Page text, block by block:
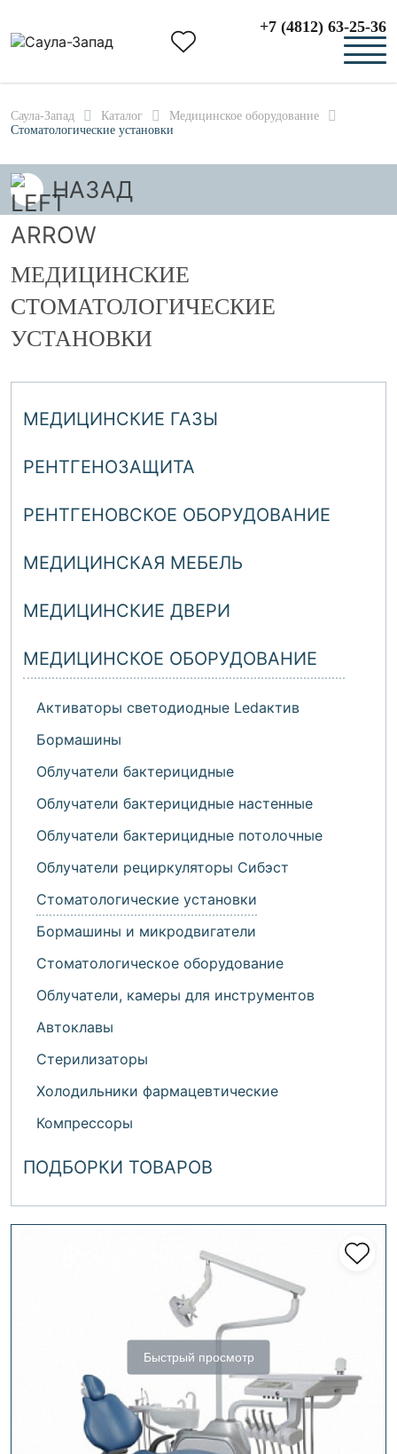
+7 (4812) 63-25-36
Саула-Запад Каталог
Медицинское оборудование
Стоматологические установки
НАЗАД
МЕДИЦИНСКИЕ
СТОМАТОЛОГИЧЕСКИЕ
УСТАНОВКИ
МЕДИЦИНСКИЕ ГАЗЫ
РЕНТГЕНОЗАЩИТА
РЕНТГЕНОВСКОЕ ОБОРУДОВАНИЕ
МЕДИЦИНСКАЯ МЕБЕЛЬ
МЕДИЦИНСКИЕ ДВЕРИ
МЕДИЦИНСКОЕ ОБОРУДОВАНИЕ
Активаторы светодиодные Ledактив
Бормашины
Облучатели бактерицидные
Облучатели бактерицидные настенные
Облучатели бактерицидные потолочные
Облучатели рециркуляторы Сибэст
Стоматологические установки
Бормашины и микродвигатели
Стоматологическое оборудование
Облучатели, камеры для инструментов
Автоклавы
Стерилизаторы
Холодильники фармацевтические
Компрессоры
ПОДБОРКИ ТОВАРОВ
Быстрый просмотр